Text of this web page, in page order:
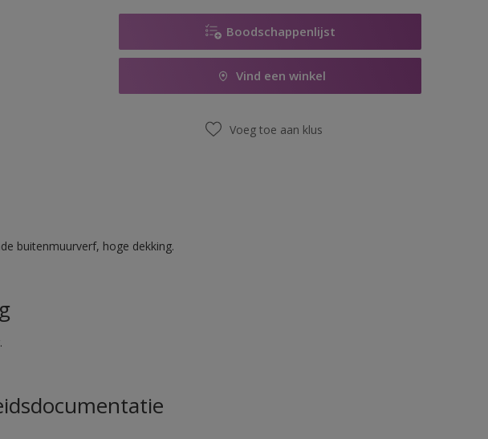
Boodschappenlijst
Vind een winkel
Voeg toe aan klus
buitenmuurverf, hoge dekking.